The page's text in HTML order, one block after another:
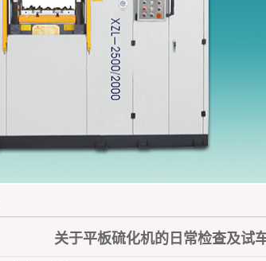
关于平板硫化机的日常检查及试